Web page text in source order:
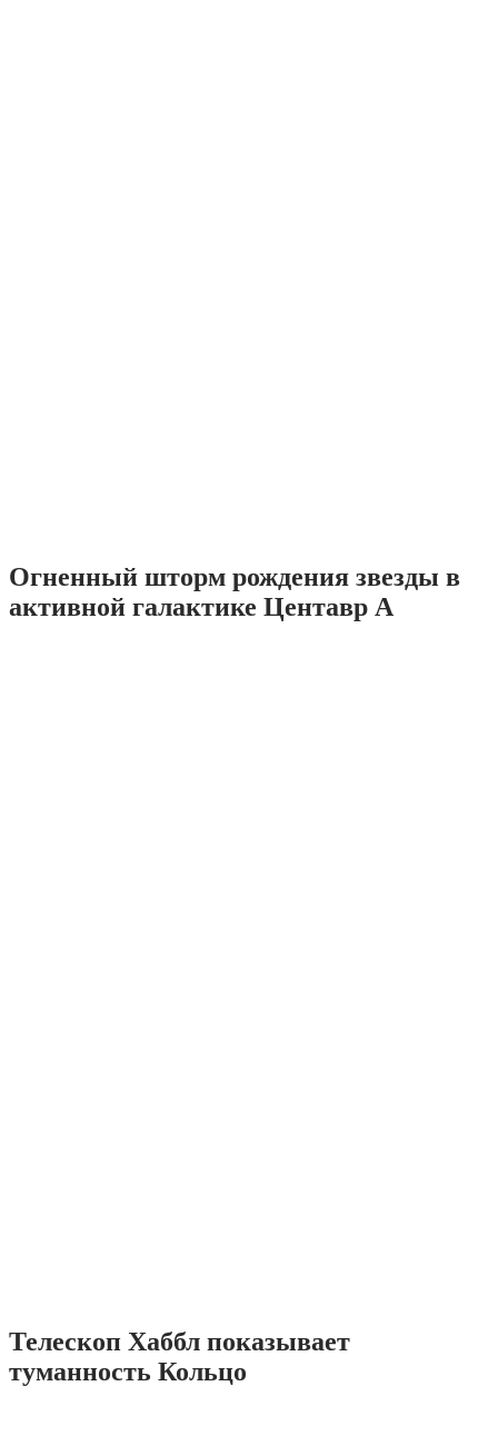
Огненный шторм рождения звезды в
активной галактике Центавр А
Телескоп Хаббл показывает
туманность Кольцо